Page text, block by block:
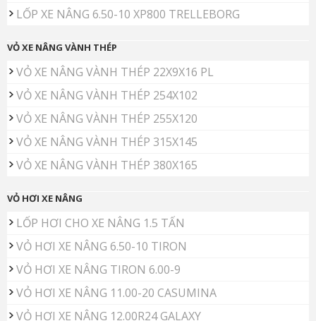
LỐP XE NÂNG 6.50-10 XP800 TRELLEBORG
VỎ XE NÂNG VÀNH THÉP
VỎ XE NÂNG VÀNH THÉP 22X9X16 PL
VỎ XE NÂNG VÀNH THÉP 254X102
VỎ XE NÂNG VÀNH THÉP 255X120
VỎ XE NÂNG VÀNH THÉP 315X145
VỎ XE NÂNG VÀNH THÉP 380X165
VỎ HƠI XE NÂNG
LỐP HƠI CHO XE NÂNG 1.5 TẤN
VỎ HƠI XE NÂNG 6.50-10 TIRON
VỎ HƠI XE NÂNG TIRON 6.00-9
VỎ HƠI XE NÂNG 11.00-20 CASUMINA
VỎ HƠI XE NÂNG 12.00R24 GALAXY